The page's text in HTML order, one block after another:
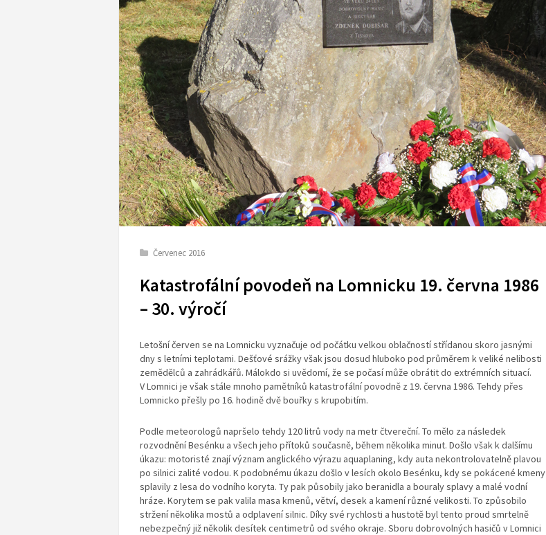
Červenec 2016
Katastrofální povodeň na Lomnicku 19. června 1986
– 30. výročí
Letošní červen se na Lomnicku vyznačuje od počátku velkou oblačností střídanou skoro jasnými
dny s letními teplotami. Dešťové srážky však jsou dosud hluboko pod průměrem k veliké nelibosti
zemědělců a zahrádkářů. Málokdo si uvědomí, že se počasí může obrátit do extrémních situací.
V Lomnici je však stále mnoho pamětníků katastrofální povodně z 19. června 1986. Tehdy přes
Lomnicko přešly po 16. hodině dvě bouřky s krupobitím.
Podle meteorologů napršelo tehdy 120 litrů vody na metr čtvereční. To mělo za následek
rozvodnění Besénku a všech jeho přítoků současně, během několika minut. Došlo však k dalšímu
úkazu: motoristé znají význam anglického výrazu aquaplaning, kdy auta nekontrolovatelně plavou
po silnici zalité vodou. K podobnému úkazu došlo v lesích okolo Besénku, kdy se pokácené kmeny
splavily z lesa do vodního koryta. Ty pak působily jako beranidla a bouraly splavy a malé vodní
hráze. Korytem se pak valila masa kmenů, větví, desek a kamení různé velikosti. To způsobilo
stržení několika mostů a odplavení silnic. Díky své rychlosti a hustotě byl tento proud smrtelně
nebezpečný již několik desítek centimetrů od svého okraje. Sboru dobrovolných hasičů v Lomnici